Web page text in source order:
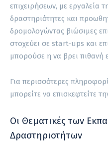
επιχειρήσεων, με εργαλεία
δραστηριότητες και
δρομολογώντας βιώσιμες
στοχεύει σε start-ups και
μπορούσε η να βρει πιθανή
Για περισσότερες
μπορείτε να επισκεφτείτε
Οι Θεματικές των
Δραστηριοτήτων